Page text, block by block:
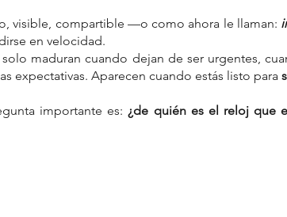
visible, compartible —o como ahora le llaman:
en velocidad.
maduran cuando dejan de ser urgentes,
expectativas. Aparecen cuando estás listo para
importante es: ¿de quién es el reloj que